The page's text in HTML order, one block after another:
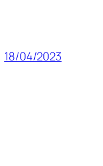
18/04/2023